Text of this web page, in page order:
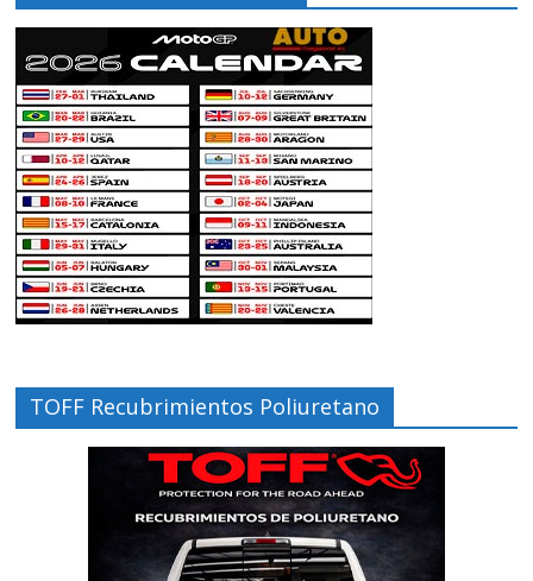
TOFF Recubrimientos Poliuretano